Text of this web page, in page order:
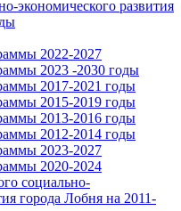
экономического развития
2022-2027
2023 -2030 годы
2017-2021 годы
2015-2019 годы
2013-2016 годы
2012-2014 годы
2023-2027
2020-2024
социально-
города Лобня на 2011-